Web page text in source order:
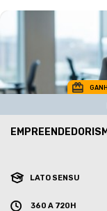
LATO SENSU
360 A 720H